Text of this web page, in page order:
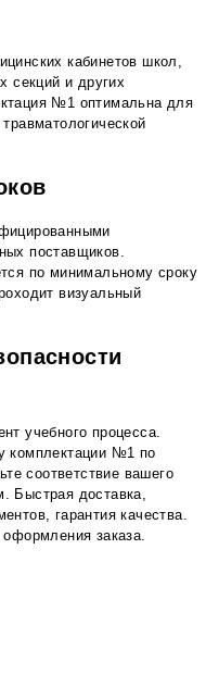
кабинетов школ,
секций и других
№1 оптимальна для
поставщиков.
по минимальному сроку
визуальный
учебного процесса.
комплектации №1 по
соответствие вашего
Быстрая доставка,
гарантия качества.
заказа.